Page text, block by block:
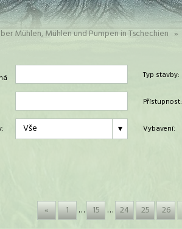
Mühlen, Mühlen und Pumpen in Tschechien »
Typ stavby:
Přístupnost:
Vše Vybavení:
«
1 … 15 … 24 25 26